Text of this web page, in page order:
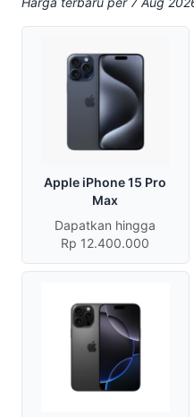
Apple iPhone 15 Pro
Max
Dapatkan hingga
Rp 12.400.000